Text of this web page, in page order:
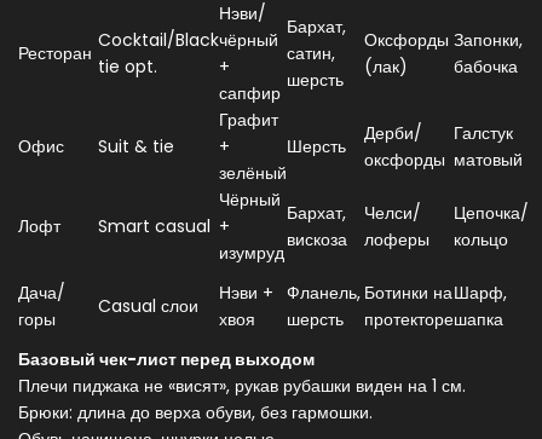
Ресторан
Cocktail/Black
tie opt.
Нэви/
чёрный
+
сапфир
Бархат,
сатин,
шерсть
Оксфорды
(лак)
Запонки,
бабочка
Офис Suit & tie
Графит
+
зелёный
Шерсть
Дерби/
оксфорды
Галстук
матовый
Лофт Smart casual
Чёрный
+
изумруд
Бархат,
вискоза
Челси/
лоферы
Цепочка/
кольцо
Дача/
горы
Casual слои
Нэви +
хвоя
Фланель,
шерсть
Ботинки на
протекторе
Шарф,
шапка
Базовый чек-лист перед выходом
Плечи пиджака не «висят», рукав рубашки виден на 1 см.
Брюки: длина до верха обуви, без гармошки.